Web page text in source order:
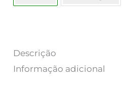
Descrição
Informação adicional